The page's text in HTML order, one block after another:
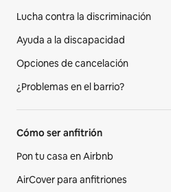
Lucha contra la discriminación
Ayuda a la discapacidad
Opciones de cancelación
¿Problemas en el barrio?
Cómo ser anfitrión
Pon tu casa en Airbnb
AirCover para anfitriones